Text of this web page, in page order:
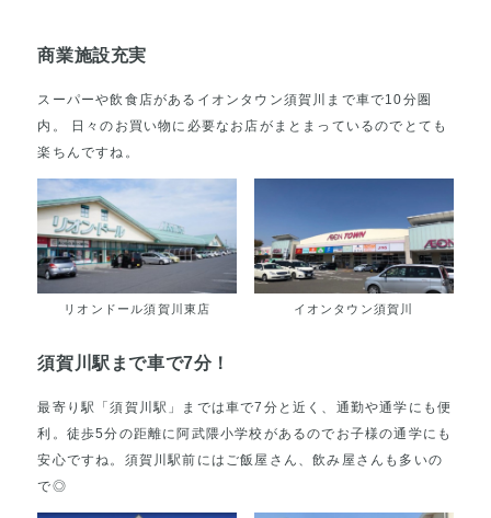
商業施設充実
スーパーや飲食店があるイオンタウン須賀川まで車で10分圏
内。 日々のお買い物に必要なお店がまとまっているのでとても
楽ちんですね。
リオンドール須賀川東店 イオンタウン須賀川
須賀川駅まで車で7分！
最寄り駅「須賀川駅」までは車で7分と近く、通勤や通学にも便
利。徒歩5分の距離に阿武隈小学校があるのでお子様の通学にも
安心ですね。須賀川駅前にはご飯屋さん、飲み屋さんも多いの
で◎